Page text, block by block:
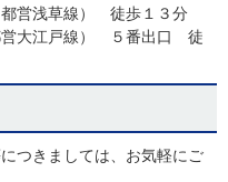
都営浅草線） 徒歩１３分
営大江戸線） ５番出口 徒
つきましては、お気軽にご